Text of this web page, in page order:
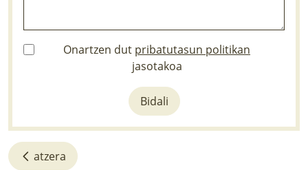
Onartzen dut pribatutasun politikan
jasotakoa
Bidali
atzera